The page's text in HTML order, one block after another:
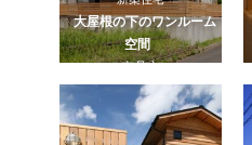
大屋根の下のワンルーム
空間
南丹市